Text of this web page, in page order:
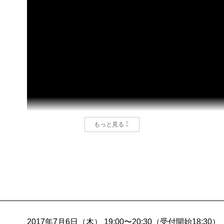
的な視点で生き生きと描きだされている。
が開かない。実はシベリアの上空を飛ぶと、飛行機の
飛行などの技術的な話題も盛りだくさんだ。
でも、やはり最後には、昔からの椎名誠ファンに、
もっと見る
2017年7月6日（木） 19:00〜20:30（受付開始18:30）